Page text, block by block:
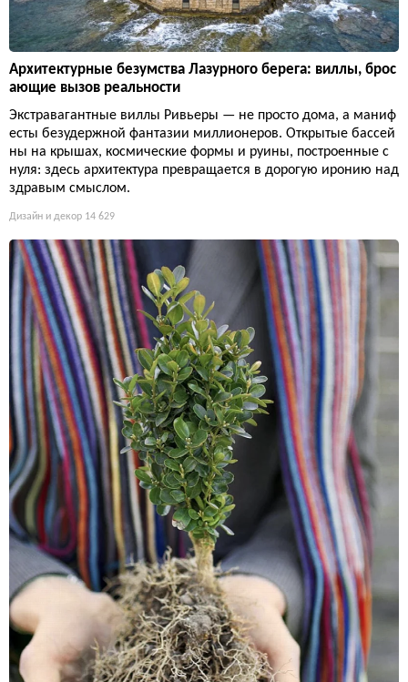
Архитектурные безумства Лазурного берега: виллы, брос
ающие вызов реальности
Экстравагантные виллы Ривьеры — не просто дома, а маниф
есты безудержной фантазии миллионеров. Открытые бассей
ны на крышах, космические формы и руины, построенные с
нуля: здесь архитектура превращается в дорогую иронию над
здравым смыслом.
Дизайн и декор 14 629